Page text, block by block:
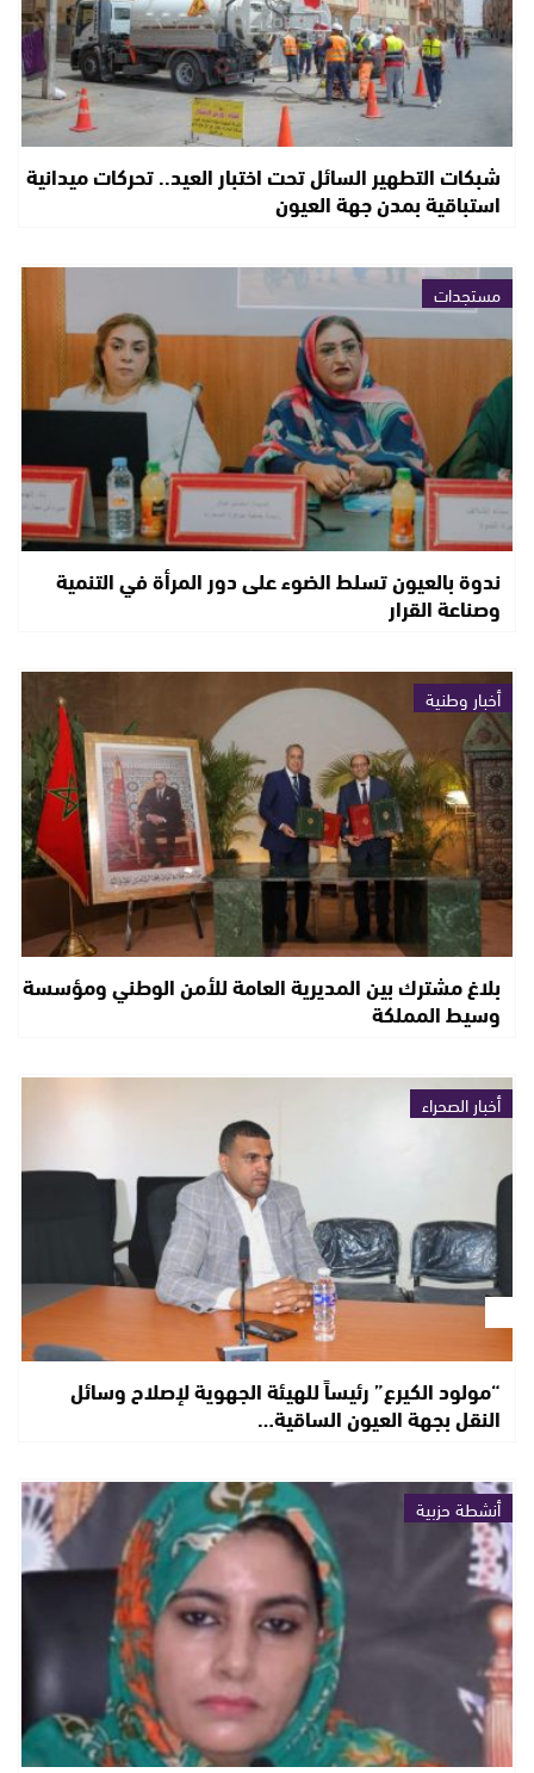
شبكات التطهير السائل تحت اختبار العيد.. تحركات ميدانية
استباقية بمدن جهة العيون
مستجدات
ندوة بالعيون تسلط الضوء على دور المرأة في التنمية
وصناعة القرار
أخبار وطنية
بلاغ مشترك بين المديرية العامة للأمن الوطني ومؤسسة
وسيط المملكة
أخبار الصحراء
“مولود الكيرع” رئيساً للهيئة الجهوية لإصلاح وسائل
النقل بجهة العيون الساقية…
أنشطة حزبية